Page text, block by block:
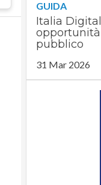
GUIDA
Italia
pubblico
31 Mar 2026